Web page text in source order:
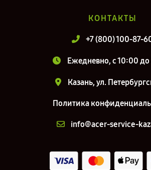
КОНТАКТЫ
+7 (800) 100-87-
Ежедневно, с 10:00
Казань, ул.
Политика
info@acer-service-